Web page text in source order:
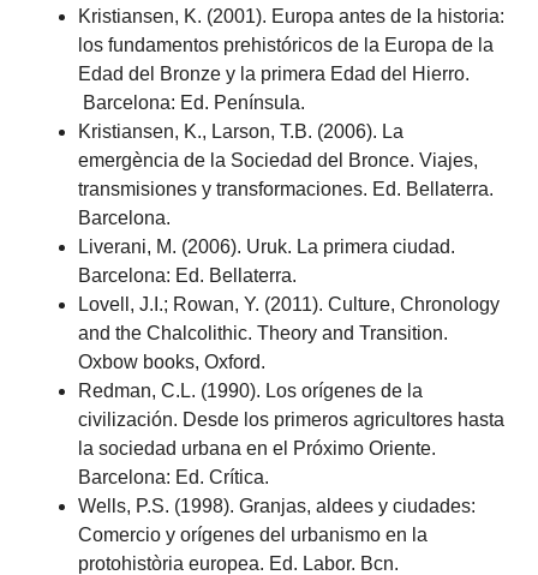
Kristiansen, K. (2001). Europa antes de la historia:
los fundamentos prehistóricos de la Europa de la
Edad del Bronze y la primera Edad del Hierro.
Barcelona: Ed. Península.
Kristiansen, K., Larson, T.B. (2006). La
emergència de la Sociedad del Bronce. Viajes,
transmisiones y transformaciones. Ed. Bellaterra.
Barcelona.
Liverani, M. (2006). Uruk. La primera ciudad.
Barcelona: Ed. Bellaterra.
Lovell, J.I.; Rowan, Y. (2011). Culture, Chronology
and the Chalcolithic. Theory and Transition.
Oxbow books, Oxford.
Redman, C.L. (1990). Los orígenes de la
civilización. Desde los primeros agricultores hasta
la sociedad urbana en el Próximo Oriente.
Barcelona: Ed. Crítica.
Wells, P.S. (1998). Granjas, aldees y ciudades:
Comercio y orígenes del urbanismo en la
protohistòria europea. Ed. Labor. Bcn.